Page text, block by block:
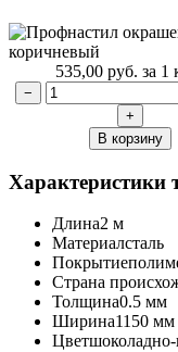
535,00руб. за 1
−
+
В корзину
Характеристики
Длина2 м
Материалсталь
Покрытие
Страна
Толщина0.5 мм
Ширина1150 мм
Цвет